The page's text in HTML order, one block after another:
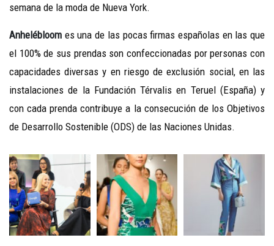
semana de la moda de Nueva York.
Anhelébloom es una de las pocas firmas españolas en las que
el 100% de sus prendas son confeccionadas por personas con
capacidades diversas y en riesgo de exclusión social, en las
instalaciones de la Fundación Térvalis en Teruel (España) y
con cada prenda contribuye a la consecución de los Objetivos
de Desarrollo Sostenible (ODS) de las Naciones Unidas.